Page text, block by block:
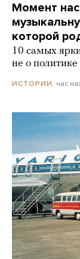
Момент
которой
10 самых
не о политике
ИСТОРИИ час